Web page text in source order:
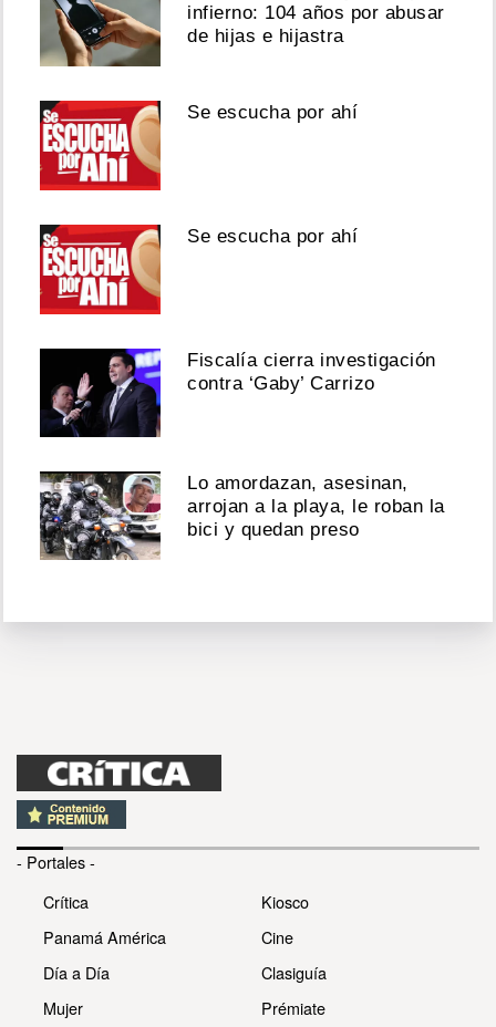
infierno: 104 años por abusar
de hijas e hijastra
Se escucha por ahí
Se escucha por ahí
Fiscalía cierra investigación
contra ‘Gaby’ Carrizo
Lo amordazan, asesinan,
arrojan a la playa, le roban la
bici y quedan preso
- Portales -
Crítica
Panamá América
Día a Día
Mujer
Kiosco
Cine
Clasiguía
Prémiate